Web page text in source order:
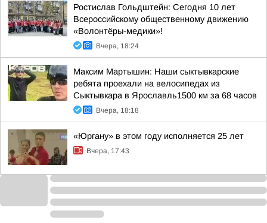
Ростислав Гольдштейн: Сегодня 10 лет
Всероссийскому общественному движению
«Волонтёры-медики»!
Вчера, 18:24
Максим Мартышин: Наши сыктывкарские
ребята проехали на велосипедах из
Сыктывкара в Ярославль1500 км за 68 часов
Вчера, 18:18
«Юргану» в этом году исполняется 25 лет
Вчера, 17:43